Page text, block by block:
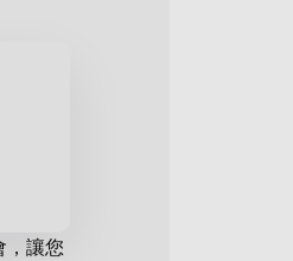
，讓您